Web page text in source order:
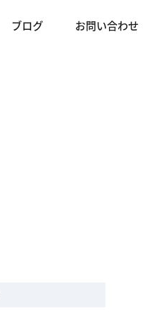
ブログ お問い合わせ